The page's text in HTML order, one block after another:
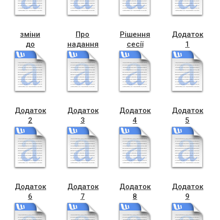
зміни
до
програми
НС
2026-
2028
Про
надання
дозволу
на
розроблення
детального
плану
Рішення
сесії
Щодо
передачі
сирен
узуфрукт
Додаток
1
Статут
Чортківська
гімназія
№2
Додаток
2
Статут
Чортківської
гімназії
№6
Додаток
3
Статут
Росохацької
гімназія
Додаток
4
Статут
Горішнявигнанська
гімназія
Додаток
5
Статут
Білівський
ОЗЗСО
Додаток
6
Статут
ЗДО №
Додаток
7
Статут
ЗДО №3
Додаток
8
Статут
ЗДО 6
Додаток
9
Статут
ЗДО №7